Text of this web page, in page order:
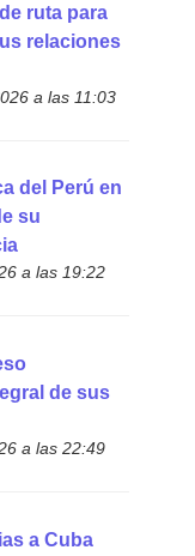
ruta para
relaciones
a las 11:03
del Perú en
su
a las 19:22
de sus
a las 22:49
a Cuba